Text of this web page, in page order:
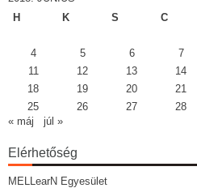
H
K S C
4
5 6 7
11
12 13 14
18
19 20 21
25
26 27 28
« máj
júl »
Elérhetőség
MELLearN Egyesület